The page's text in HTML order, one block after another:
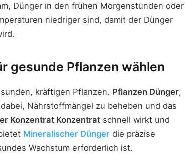
Dünger in den frühen Morgenstunden oder
niedriger sind, damit der Dünger
gesunde Pflanzen wählen
kräftigen Pflanzen. Pflanzen Dünger,
Nährstoffmängel zu beheben und das
Konzentrat Konzentrat schnell wirkt und
Mineralischer Dünger die präzise
Wachstum erforderlich ist.